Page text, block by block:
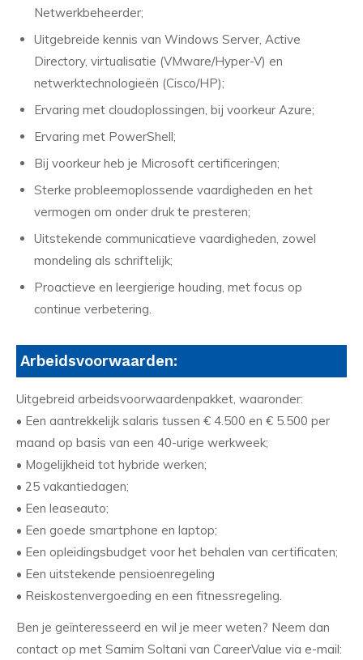
Netwerkbeheerder;
Uitgebreide kennis van Windows Server, Active
Directory, virtualisatie (VMware/Hyper-V) en
netwerktechnologieën (Cisco/HP);
Ervaring met cloudoplossingen, bij voorkeur Azure;
Ervaring met PowerShell;
Bij voorkeur heb je Microsoft certificeringen;
Sterke probleemoplossende vaardigheden en het
vermogen om onder druk te presteren;
Uitstekende communicatieve vaardigheden, zowel
mondeling als schriftelijk;
Proactieve en leergierige houding, met focus op
continue verbetering.
Arbeidsvoorwaarden:
Uitgebreid arbeidsvoorwaardenpakket, waaronder:
• Een aantrekkelijk salaris tussen € 4.500 en € 5.500 per
maand op basis van een 40-urige werkweek;
• Mogelijkheid tot hybride werken;
• 25 vakantiedagen;
• Een leaseauto;
• Een goede smartphone en laptop;
• Een opleidingsbudget voor het behalen van certificaten;
• Een uitstekende pensioenregeling
• Reiskostenvergoeding en een fitnessregeling.
Ben je geïnteresseerd en wil je meer weten? Neem dan
contact op met Samim Soltani van CareerValue via e-mail: